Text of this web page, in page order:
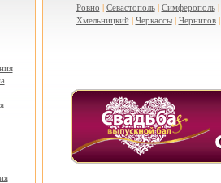
Ровно | Севастополь| Симферополь|
Хмельницкий| Черкассы| Чернигов